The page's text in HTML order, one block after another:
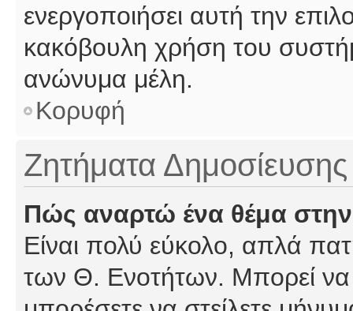
ενεργοποιήσει αυτή την
κακόβουλη χρήση του
ανώνυμα μέλη.
Κορυφή
Ζητήματα Δημοσίευσης
Πώς αναρτώ ένα θέμα
Είναι πολύ εύκολο, απλά
των Θ. Ενοτήτων. Μπορεί να